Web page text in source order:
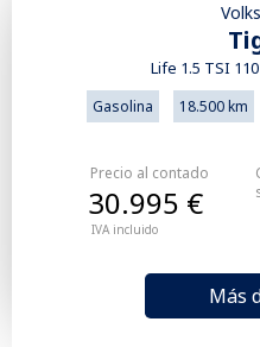
Life 1.5 TSI
Gasolina 18.500 km
Precio al contado
IVA incluido
30.995 €
Más